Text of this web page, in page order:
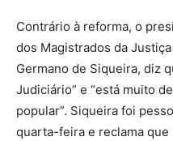
Contrário à reforma, o
dos Magistrados da
Germano de Siqueira, diz
Judiciário” e “está muito
popular”. Siqueira foi
quarta-feira e reclama